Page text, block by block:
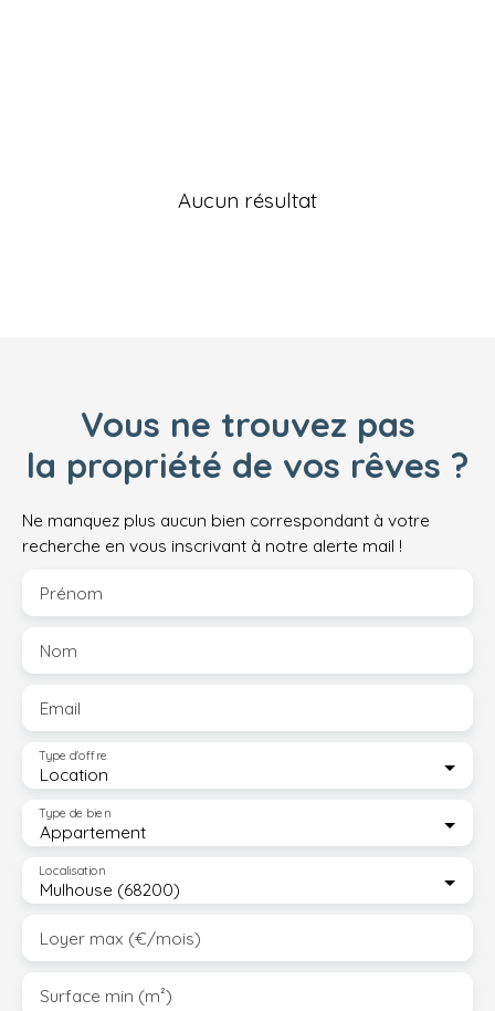
Aucun résultat
Vous ne trouvez pas
la propriété de vos rêves ?
Ne manquez plus aucun bien correspondant à votre
recherche en vous inscrivant à notre alerte mail !
Prénom
Nom
Email
Location
Type d'offre
Appartement
Type de bien
Mulhouse (68200)
Localisation
Loyer max (€/mois)
Surface min (m²)